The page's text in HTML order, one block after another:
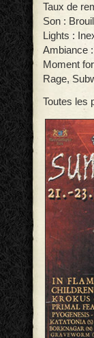
Taux de
Son :
Lights :
Ambiance
Moment
Rage,
Toutes les